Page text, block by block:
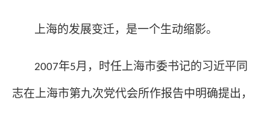
上海的发展变迁，是一个生动缩影。
2007年5月，时任上海市委书记的习近平同
志在上海市第九次党代会所作报告中明确提出，